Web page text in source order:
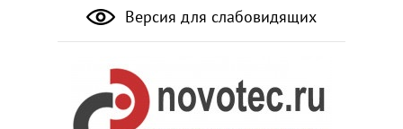
Версия для слабовидящих